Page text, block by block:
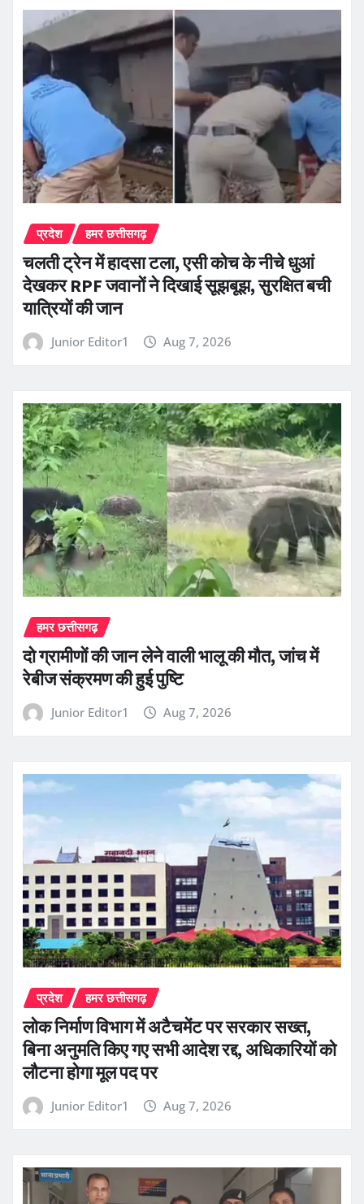
प्रदेश हमर छत्तीसगढ़
चलती ट्रेन में हादसा टला, एसी कोच के नीचे धुआं
देखकर RPF जवानों ने दिखाई सूझबूझ, सुरक्षित बची
यात्रियों की जान
Junior Editor1 Aug 7, 2026
हमर छत्तीसगढ़
दो ग्रामीणों की जान लेने वाली भालू की मौत, जांच में
रेबीज संक्रमण की हुई पुष्टि
Junior Editor1 Aug 7, 2026
प्रदेश हमर छत्तीसगढ़
लोक निर्माण विभाग में अटैचमेंट पर सरकार सख्त,
बिना अनुमति किए गए सभी आदेश रद्द, अधिकारियों को
लौटना होगा मूल पद पर
Junior Editor1 Aug 7, 2026